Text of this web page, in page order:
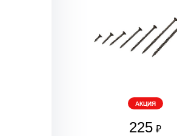
АКЦИЯ
225 ₽